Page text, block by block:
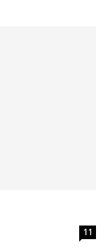
11